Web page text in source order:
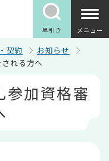
早引き メニュー
契約
お知らせ
れる方へ
参加資格審